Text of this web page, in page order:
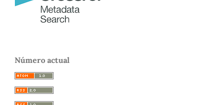
Número actual